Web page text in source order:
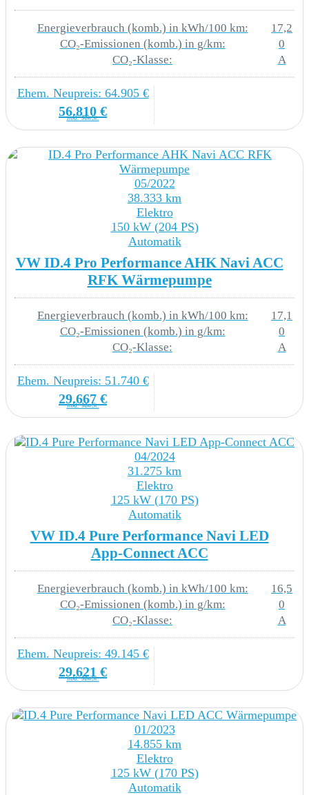
QW5 Einfassung des Infotainment-Displays
und der zentralen Bedienelemente in Schwarz
YYF Allwetterfußmatten vorne und hinten
Titanschwarz
3T2 3 Kopfstützen hinten
4GF Frontscheibe in Verbundsicherheitsglas
wärme- und geräuschdämmend
VF4 Pedale in Edelstahl im Play/Pause -Design
LICHT & SICHT
8IR LED-Scheinwerfer mit automatischer
8VG LED-Rückleuchten
TECHNIK & SICHERHEIT
2H5 Fahrprofilauswahl
4K6 Schlüsselloses Schließ- und Startsystem
Keyless Access mit Safe-Sicherung
4UF Airbag für Fahrer und Beifahrer mit
Beifahrerairbag-Deaktivierung
6C2 Kopfairbags vorn und hinten Seitenairbags
vorn Center-Airbag
7AL Diebstahlwarnanlage mit
Innenraumüberwachung Back-up-Horn und
Abschleppschutz
7K1 Reifenkontrollanzeige
9P4 Warnton und -leuchte für nicht angelegte
Gurte vorn und hinten
Energieverbrauch (komb.) in kWh/100 km:
17,2
CO₂-Emissionen (komb.) in g/km:
0
CO₂-Klasse:
A
Ehem. Neupreis: 64.905 €
56.810 €
inkl. MwSt.
05/2022
38.333 km
Elektro
150 kW (204 PS)
Automatik
VW ID.4 Pro Performance AHK Navi ACC
RFK Wärmepumpe
Energieverbrauch (komb.) in kWh/100 km:
17,1
CO₂-Emissionen (komb.) in g/km:
0
CO₂-Klasse:
A
Ehem. Neupreis: 51.740 €
29.667 €
inkl. MwSt.
04/2024
31.275 km
Elektro
125 kW (170 PS)
Automatik
VW ID.4 Pure Performance Navi LED
App-Connect ACC
Energieverbrauch (komb.) in kWh/100 km:
16,5
CO₂-Emissionen (komb.) in g/km:
0
CO₂-Klasse:
A
Ehem. Neupreis: 49.145 €
29.621 €
inkl. MwSt.
01/2023
14.855 km
Elektro
125 kW (170 PS)
Automatik